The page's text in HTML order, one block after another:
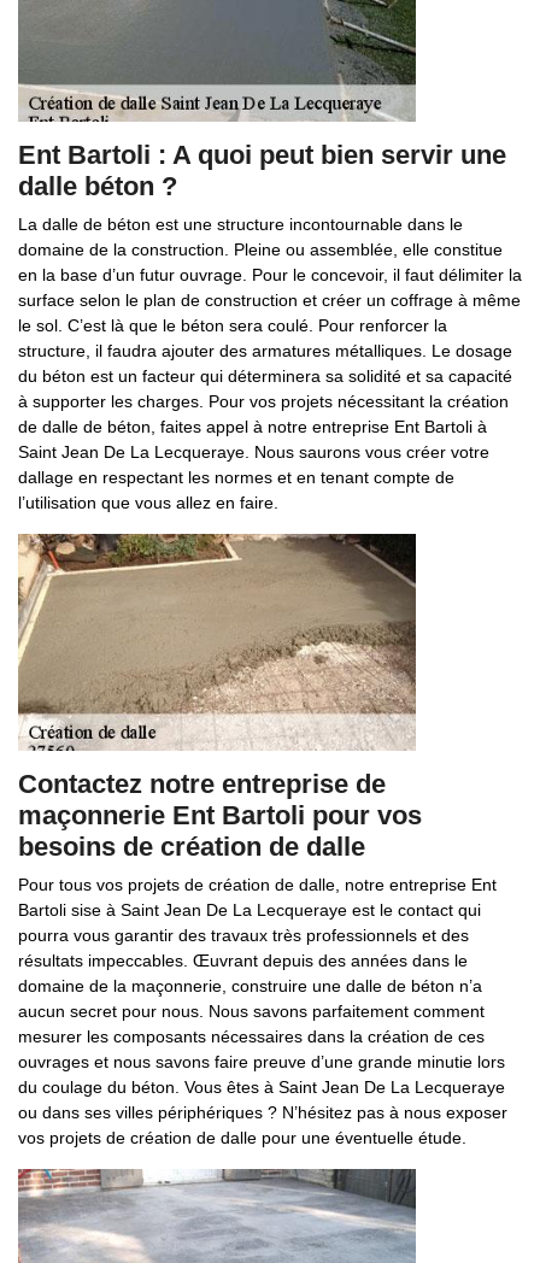
Ent Bartoli : A quoi peut bien servir une
dalle béton ?
La dalle de béton est une structure incontournable dans le
domaine de la construction. Pleine ou assemblée, elle constitue
en la base d’un futur ouvrage. Pour le concevoir, il faut délimiter la
surface selon le plan de construction et créer un coffrage à même
le sol. C’est là que le béton sera coulé. Pour renforcer la
structure, il faudra ajouter des armatures métalliques. Le dosage
du béton est un facteur qui déterminera sa solidité et sa capacité
à supporter les charges. Pour vos projets nécessitant la création
de dalle de béton, faites appel à notre entreprise Ent Bartoli à
Saint Jean De La Lecqueraye. Nous saurons vous créer votre
dallage en respectant les normes et en tenant compte de
l’utilisation que vous allez en faire.
Contactez notre entreprise de
maçonnerie Ent Bartoli pour vos
besoins de création de dalle
Pour tous vos projets de création de dalle, notre entreprise Ent
Bartoli sise à Saint Jean De La Lecqueraye est le contact qui
pourra vous garantir des travaux très professionnels et des
résultats impeccables. Œuvrant depuis des années dans le
domaine de la maçonnerie, construire une dalle de béton n’a
aucun secret pour nous. Nous savons parfaitement comment
mesurer les composants nécessaires dans la création de ces
ouvrages et nous savons faire preuve d’une grande minutie lors
du coulage du béton. Vous êtes à Saint Jean De La Lecqueraye
ou dans ses villes périphériques ? N’hésitez pas à nous exposer
vos projets de création de dalle pour une éventuelle étude.